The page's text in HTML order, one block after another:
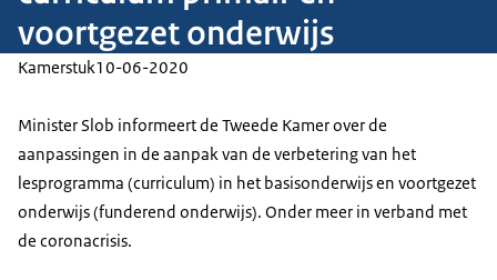
voortgezet onderwijs
Kamerstuk10-06-2020
Minister Slob informeert de Tweede Kamer over de
aanpassingen in de aanpak van de verbetering van het
lesprogramma (curriculum) in het basisonderwijs en voortgezet
onderwijs (funderend onderwijs). Onder meer in verband met
de coronacrisis.